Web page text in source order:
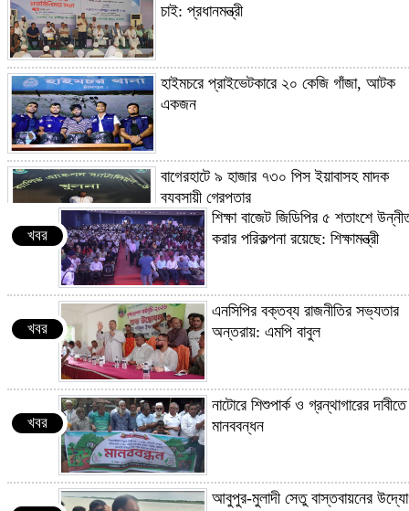
চাই: প্রধানমন্ত্রী
হাইমচরে প্রাইভেটকারে ২০ কেজি গাঁজা, আটক
একজন
বাগেরহাটে ৯ হাজার ৭৩০ পিস ইয়াবাসহ মাদক
ব্যবসায়ী গ্রেপ্তার
প্রধানমন্ত্রীর কাছে হেফাজতের ৯ দফা দাবি
রাষ্ট্রপতির শপথ গ্রহণ অনুষ্ঠান পরিচালনায় ৬
গঠন
আপনারা জাতীয় পার্টি-জামায়াত করেন, উন্নয়ন
পাবেন কীভাবে: মির্জা ফখরুল
খবর
শিক্ষা বাজেট জিডিপির ৫ শতাংশে
করার পরিকল্পনা রয়েছে: শিক্ষামন্ত্রী
খবর
এনসিপির বক্তব্য রাজনীতির সভ্যতার
অন্তরায়: এমপি বাবুল
খবর
নাটোরে শিশুপার্ক ও গ্রন্থাগারের দাবীতে
মানববন্ধন
আবুপুর-মুলাদী সেতু বাস্তবায়নের